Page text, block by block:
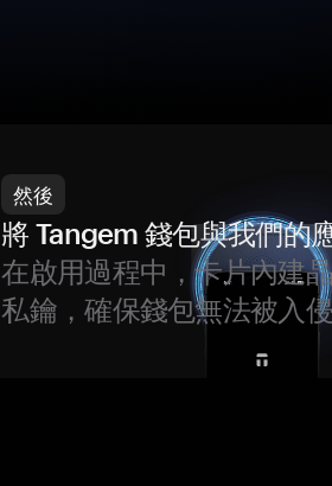
然後
將 Tangem 錢包與我們的
在啟用過程中，卡片內建
私鑰，確保錢包無法被入侵